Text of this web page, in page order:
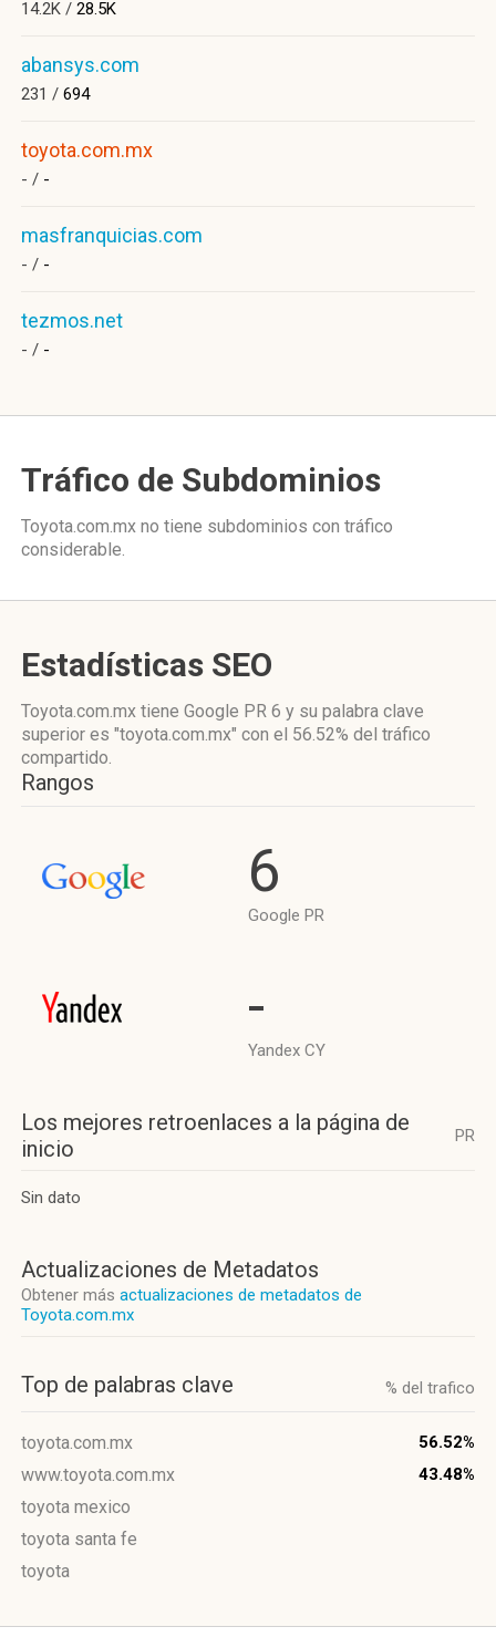
14.2K / 28.5K
abansys.com
231 / 694
toyota.com.mx
- / -
masfranquicias.com
- / -
tezmos.net
- / -
Tráfico de Subdominios
Toyota.com.mx no tiene subdominios con tráfico
considerable.
Estadísticas SEO
Toyota.com.mx tiene Google PR 6 y su palabra clave
superior es "toyota.com.mx" con el 56.52% del tráfico
compartido.
Rangos
6
Google PR
-
Yandex CY
Los mejores retroenlaces a la página de
inicio
PR
Sin dato
Actualizaciones de Metadatos
Obtener más actualizaciones de metadatos de
Toyota.com.mx
Top de palabras clave % del trafico
toyota.com.mx 56.52%
www.toyota.com.mx 43.48%
toyota mexico
toyota santa fe
toyota